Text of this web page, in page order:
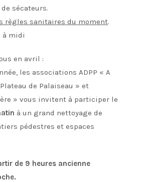
sécateurs.
règles sanitaires du moment.
à midi
en avril :
les associations ADPP « A
de Palaiseau » et
» vous invitent à participer le
à un grand nettoyage de
pédestres et espaces
de 9 heures ancienne